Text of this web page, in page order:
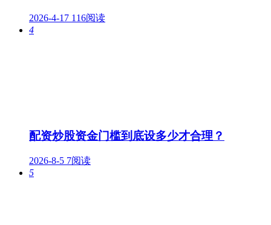
2026-4-17 116阅读
4
配资炒股资金门槛到底设多少才合理？
2026-8-5 7阅读
5